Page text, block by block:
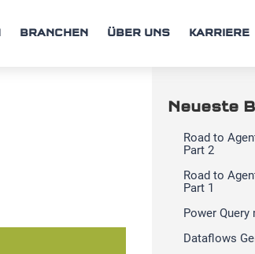
BRANCHEN ÜBER UNS KARRIERE
Neueste
Road to
Part 2
Road to
Part 1
Power
Dataflows